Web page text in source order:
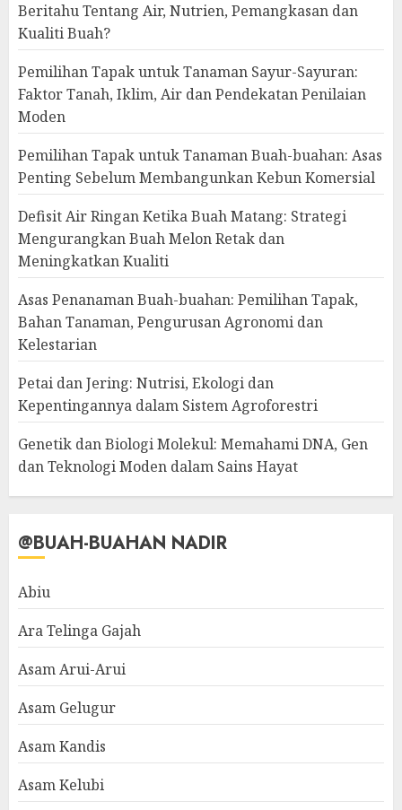
Beritahu Tentang Air, Nutrien, Pemangkasan dan
Kualiti Buah?
Pemilihan Tapak untuk Tanaman Sayur-Sayuran:
Faktor Tanah, Iklim, Air dan Pendekatan Penilaian
Moden
Pemilihan Tapak untuk Tanaman Buah-buahan: Asas
Penting Sebelum Membangunkan Kebun Komersial
Defisit Air Ringan Ketika Buah Matang: Strategi
Mengurangkan Buah Melon Retak dan
Meningkatkan Kualiti
Asas Penanaman Buah-buahan: Pemilihan Tapak,
Bahan Tanaman, Pengurusan Agronomi dan
Kelestarian
Petai dan Jering: Nutrisi, Ekologi dan
Kepentingannya dalam Sistem Agroforestri
Genetik dan Biologi Molekul: Memahami DNA, Gen
dan Teknologi Moden dalam Sains Hayat
@BUAH-BUAHAN NADIR
Abiu
Ara Telinga Gajah
Asam Arui-Arui
Asam Gelugur
Asam Kandis
Asam Kelubi